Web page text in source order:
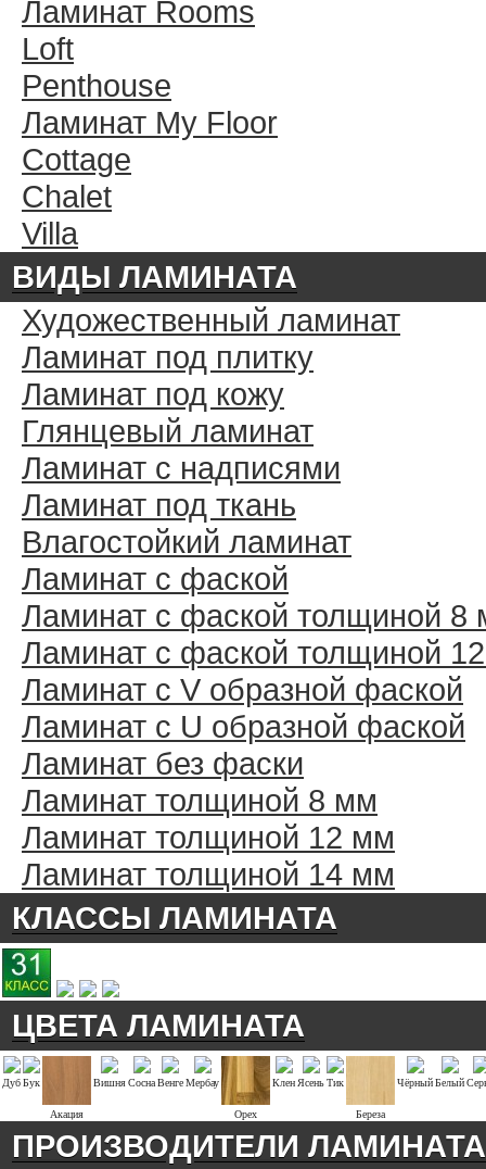
Ламинат Rooms
Loft
Penthouse
Ламинат My Floor
Cottage
Chalet
Villa
ВИДЫ ЛАМИНАТА
Художественный ламинат
Ламинат под плитку
Ламинат под кожу
Глянцевый ламинат
Ламинат с надписями
Ламинат под ткань
Влагостойкий ламинат
Ламинат с фаской
Ламинат с фаской толщиной 8
Ламинат с фаской толщиной
Ламинат с V образной фаской
Ламинат с U образной фаской
Ламинат без фаски
Ламинат толщиной 8 мм
Ламинат толщиной 12 мм
Ламинат толщиной 14 мм
КЛАССЫ ЛАМИНАТА
ЦВЕТА ЛАМИНАТА
ДубБук
Акация
ВишняСоснаВенгеМербау
Орех
Клен ЯсеньТик
Береза
ЧёрныйБелый
ПРОИЗВОДИТЕЛИ ЛАМИНАТА